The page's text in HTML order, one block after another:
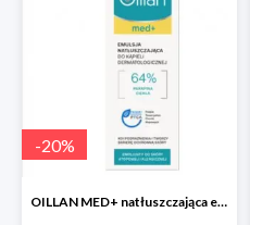
-20%
OILLAN MED+ natłuszczająca emulsja do kąpieli, 500 ml